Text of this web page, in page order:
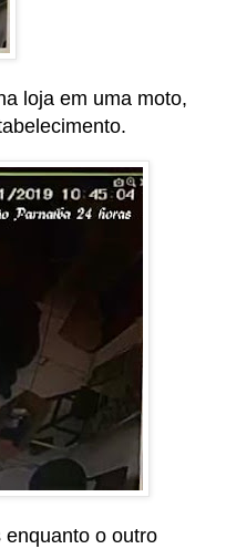
loja em uma moto,
o outro